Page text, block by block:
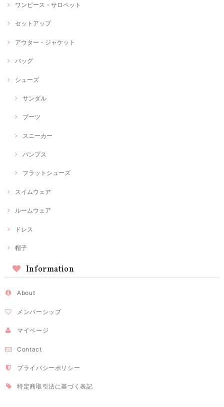
ワンピース・サロペット
セットアップ
アウター・ジャケット
バッグ
シューズ
サンダル
ブーツ
スニーカー
パンプス
フラットシューズ
スイムウェア
ルームウェア
ドレス
帽子
Information
About
メンバーシップ
マイページ
Contact
プライバシーポリシー
特定商取引法に基づく表記